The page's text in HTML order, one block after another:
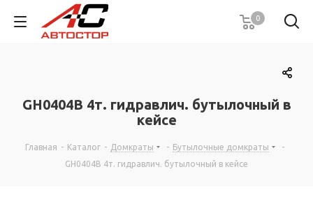
0
GH0404В 4т. гидравлич. бутылочный в
кейсе
Главная - Каталог - Домкраты - Бутылочные домкраты
-
GH0404В 4т. гидравлич. бутылочный в кейсе